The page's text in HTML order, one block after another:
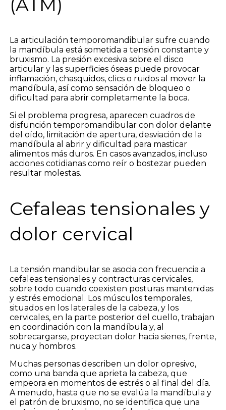
(ATM)
La articulación temporomandibular sufre cuando
la mandíbula está sometida a tensión constante y
bruxismo. La presión excesiva sobre el disco
articular y las superficies óseas puede provocar
inflamación, chasquidos, clics o ruidos al mover la
mandíbula, así como sensación de bloqueo o
dificultad para abrir completamente la boca.
Si el problema progresa, aparecen cuadros de
disfunción temporomandibular con dolor delante
del oído, limitación de apertura, desviación de la
mandíbula al abrir y dificultad para masticar
alimentos más duros. En casos avanzados, incluso
acciones cotidianas como reír o bostezar pueden
resultar molestas.
Cefaleas tensionales y
dolor cervical
La tensión mandibular se asocia con frecuencia a
cefaleas tensionales y contracturas cervicales,
sobre todo cuando coexisten posturas mantenidas
y estrés emocional. Los músculos temporales,
situados en los laterales de la cabeza, y los
cervicales, en la parte posterior del cuello, trabajan
en coordinación con la mandíbula y, al
sobrecargarse, proyectan dolor hacia sienes, frente,
nuca y hombros.
Muchas personas describen un dolor opresivo,
como una banda que aprieta la cabeza, que
empeora en momentos de estrés o al final del día.
A menudo, hasta que no se evalúa la mandíbula y
el patrón de bruxismo, no se identifica que una